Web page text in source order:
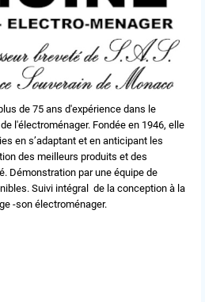
de 75 ans d'expérience dans le
l'électroménager. Fondée en 1946, elle
en s’adaptant et en anticipant les
des meilleurs produits et des
Démonstration par une équipe de
Suivi intégral de la conception à la
-son électroménager.